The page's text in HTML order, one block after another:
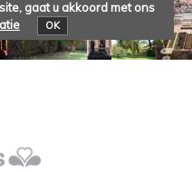
gaat u akkoord met ons
OK